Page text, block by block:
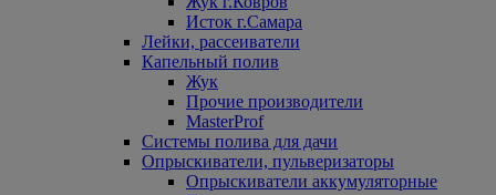
Исток г.Самара
Лейки, рассеиватели
Капельный полив
Жук
Прочие производители
MasterProf
Системы полива для дачи
Опрыскиватели, пульверизаторы
Опрыскиватели аккумуляторные